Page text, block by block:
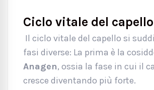
Ciclo vitale del capello
Il ciclo vitale del capello si
fasi diverse: La prima è la
Anagen, ossia la fase in cui il
cresce diventando più forte.